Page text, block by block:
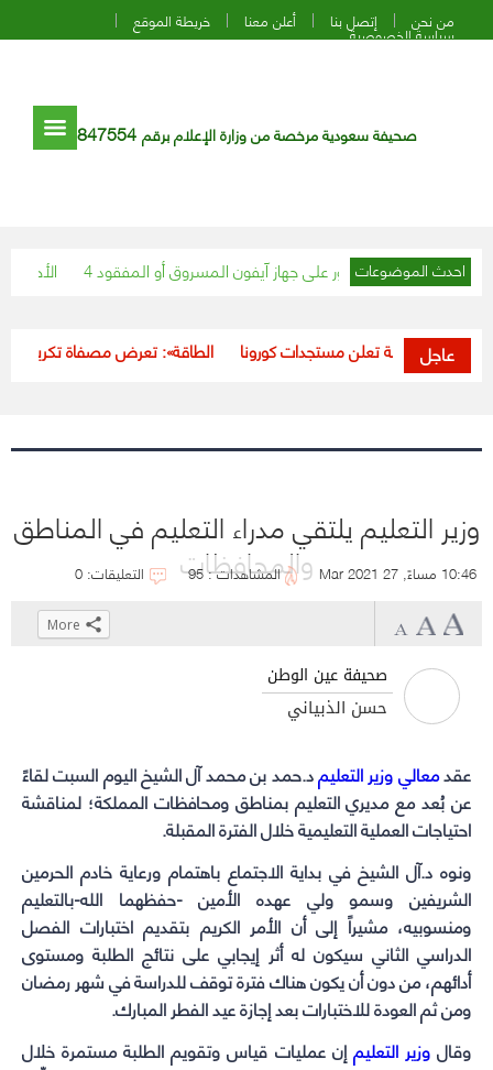
من نحن إتصل بنا أعلن معنا خريطة الموقع
سياسة الخصوصية
صحيفة سعودية مرخصة من وزارة الإعلام برقم 847554
احدث الموضوعات «الأحوال إلى معرفتها للعثور على جهاز آيفون المسروق أو المفقود
عاجل «الطاقة»: تعرض مصفاة تكرير البترول وزارة الصحة تعلن مستجدات كورونا
وزير التعليم يلتقي مدراء التعليم في المناطق
والمحافظات 10:46 مساءً, 27 Mar 2021 المشاهدات : 95 التعليقات: 0
صحيفة عين الوطن
حسن الذبياني
عقدمعالي وزير التعليمد.حمد بن محمد آل الشيخ اليوم السبت لقاءً
عن بُعد مع مديري التعليم بمناطق ومحافظات المملكة؛ لمناقشة
احتياجات العملية التعليمية خلال الفترة المقبلة.
ونوه د.آل الشيخ في بداية الاجتماع باهتمام ورعاية خادم الحرمين
الشريفين وسمو ولي عهده الأمين -حفظهما الله-بالتعليم
ومنسوبيه، مشيراً إلى أن الأمر الكريم بتقديم اختبارات الفصل
الدراسي الثاني سيكون له أثر إيجابي على نتائج الطلبة ومستوى
أدائهم، من دون أن يكون هناك فترة توقف للدراسة في شهر رمضان
ومن ثم العودة للاختبارات بعد إجازة عيد الفطر المبارك.
وقالوزير التعليمإن عمليات قياس وتقويم الطلبة مستمرة خلال
(Opens
in
new
(Opens
in
new
(Opens
in
Click
(Opens
in
More